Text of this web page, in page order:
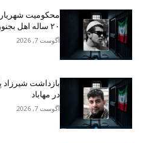
محکومیت شهریار
۲۰ ساله اهل بجنورد، به دو سال حبس تعزیری
آگوست 7, 2026
بازداشت شیرزاد
در مهاباد
آگوست 7, 2026